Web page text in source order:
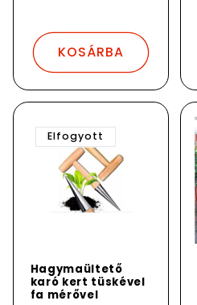
KOSÁRBA
Elfogyott
Hagymaültető
karó kert tüskével
fa mérővel